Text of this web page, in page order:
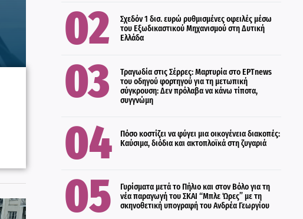
Σχεδόν 1 δισ. ευρώ ρυθμισμένες οφειλές μέσω
του Εξωδικαστικού Μηχανισμού στη Δυτική
Ελλάδα
ΕΛΛΑΔΑ
ΚΟΙΝΩΝΙΑ
Τραγωδία στις Σέρρες: Μαρτυρία στο ΕΡΤnews
του οδηγού φορτηγού για τη μετωπική
σύγκρουση: Δεν πρόλαβα να κάνω τίποτα,
συγγνώμη
ΟΙΚΟΝΟΜΙΑ
Πόσο κοστίζει να φύγει μια οικογένεια διακοπές:
Καύσιμα, διόδια και ακτοπλοϊκά στη ζυγαριά
ΠΟΛΙΤΙΣΜΟΣ
Γυρίσματα μετά το Πήλιο και στον Βόλο για τη
νέα παραγωγή του ΣΚΑΙ “Μπλε Ώρες” με τη
σκηνοθετική υπογραφή του Ανδρέα Γεωργίου